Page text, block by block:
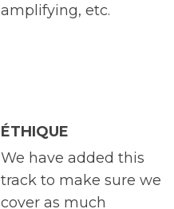
amplifying, etc.
ÉTHIQUE
We have added this
track to make sure we
cover as much